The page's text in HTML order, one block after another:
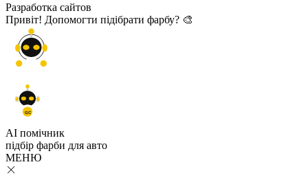
Разработка сайтов
Привіт! Допомогти підібрати фарбу? 🎨
GC
AI помічник
підбір фарби для авто
МЕНЮ